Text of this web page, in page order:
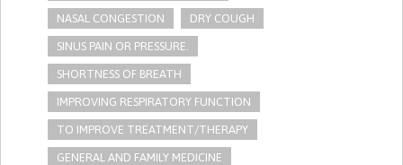
NASAL CONGESTION DRY COUGH
SINUS PAIN OR PRESSURE.
SHORTNESS OF BREATH
IMPROVING RESPIRATORY FUNCTION
TO IMPROVE TREATMENT/THERAPY
GENERAL AND FAMILY MEDICINE